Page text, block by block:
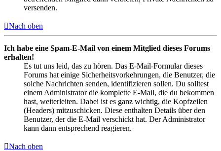
versenden.
Nach oben
Ich habe eine Spam-E-Mail von einem Mitglied dieses Forums
erhalten!
Es tut uns leid, das zu hören. Das E-Mail-Formular dieses
Forums hat einige Sicherheitsvorkehrungen, die Benutzer, die
solche Nachrichten senden, identifizieren sollen. Du solltest
einem Administrator die komplette E-Mail, die du bekommen
hast, weiterleiten. Dabei ist es ganz wichtig, die Kopfzeilen
(Headers) mitzuschicken. Diese enthalten Details über den
Benutzer, der die E-Mail verschickt hat. Der Administrator
kann dann entsprechend reagieren.
Nach oben